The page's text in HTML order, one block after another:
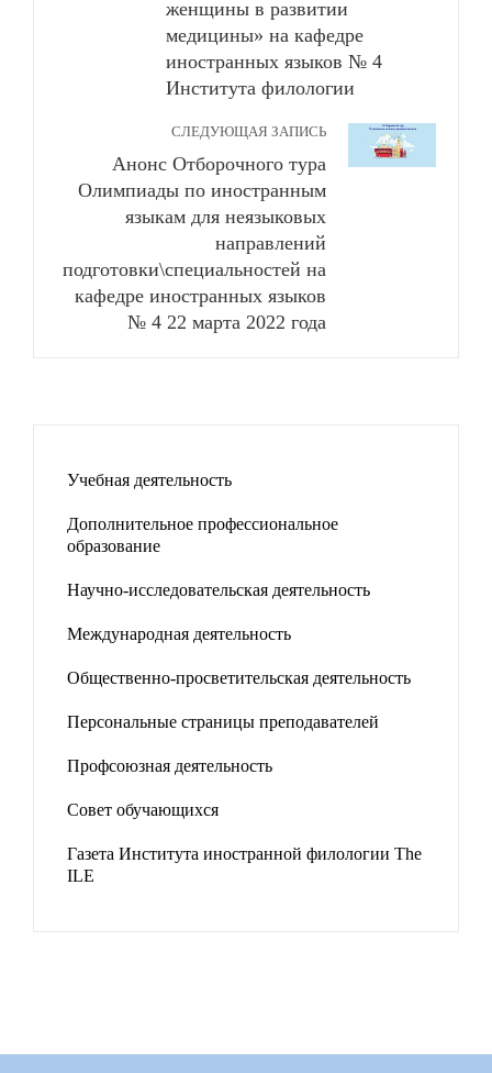
женщины в развитии
медицины» на кафедре
иностранных языков № 4
Института филологии
СЛЕДУЮЩАЯ ЗАПИСЬ
Анонс Отборочного тура
Олимпиады по иностранным
языкам для неязыковых
направлений
подготовки\специальностей на
кафедре иностранных языков
№ 4 22 марта 2022 года
Учебная деятельность
Дополнительное профессиональное
образование
Научно-исследовательская деятельность
Международная деятельность
Общественно-просветительская деятельность
Персональные страницы преподавателей
Профсоюзная деятельность
Совет обучающихся
Газета Института иностранной филологии The
ILE